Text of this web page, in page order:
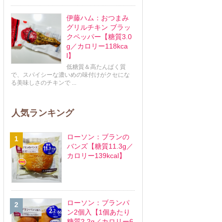
伊藤ハム：おつまみ
グリルチキン ブラッ
クペッパー【糖質3.0
g／カロリー118kca
l】
低糖質＆高たんぱく質
で、スパイシーな濃いめの味付けがクセにな
る美味しさのチキンで ...
人気ランキング
ローソン：ブランの
バンズ【糖質11.3g／
カロリー139kcal】
ローソン：ブランパ
ン2個入【1個あたり